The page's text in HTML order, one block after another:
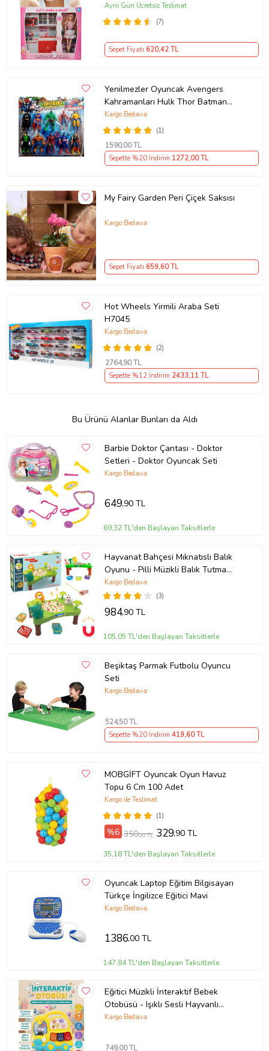
(Kırmızı)
(7)
Aynı Gün Ücretsiz Teslimat
Sepet Fiyatı 620,42 TL
Yenilmezler Oyuncak Avengers
Kahramanları Hulk Thor Batman
İronman 10 Lu Set
(1)
Kargo Bedava
1590,00 TL
Sepette %20 İndirim 1272,00 TL
My Fairy Garden Peri Çiçek Saksısı
Kargo Bedava
Sepet Fiyatı 659,60 TL
Hot Wheels Yirmili Araba Seti
H7045
(2)
Kargo Bedava
2764,90 TL
Sepette %12 İndirim 2433,11 TL
Bu Ürünü Alanlar Bunları da Aldı
Barbie Doktor Çantası - Doktor
Setleri - Doktor Oyuncak Seti
Kargo Bedava
649,90 TL
69,32 TL'den Başlayan Taksitlerle
Hayvanat Bahçesi Mıknatıslı Balık
Oyunu - Pilli Müzikli Balık Tutma
Oyunu - Şarkılı Manyetik Eğitici
(3)
Kargo Bedava
984,90 TL
105,05 TL'den Başlayan Taksitlerle
Beşiktaş Parmak Futbolu Oyuncu
Seti
Kargo Bedava
524,50 TL
Sepette %20 İndirim 419,60 TL
MOBGİFT Oyuncak Oyun Havuz
Topu 6 Cm 100 Adet
(1)
Kargo ile Teslimat
%6 350,00 TL 329,90 TL
35,18 TL'den Başlayan Taksitlerle
Oyuncak Laptop Eğitim Bilgisayarı
Türkçe İngilizce Eğitici Mavi
Kargo Bedava
1386,00 TL
147,84 TL'den Başlayan Taksitlerle
Eğitici Müzikli İnteraktif Bebek
Otobüsü - Işıklı Sesli Hayvanlı
Piyano Oyuncak - 6+ Ay
Kargo Bedava
749,00 TL